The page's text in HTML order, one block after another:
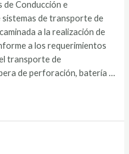
de Conducción e
de transporte de
a la realización de
a los requerimientos
transporte de
de perforación, batería …